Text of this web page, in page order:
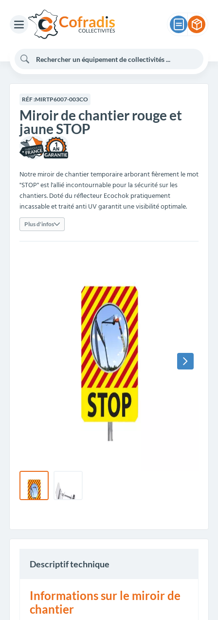
RÉF :MIRTP6007-003CO
Miroir de chantier rouge et
jaune STOP
1
Notre miroir de chantier temporaire arborant fièrement le mot
"STOP" est l'allié incontournable pour la sécurité sur les
chantiers. Doté du réflecteur Ecochok pratiquement
incassable et traité anti UV garantit une visibilité optimale.
Plus d'infos
Descriptif technique
Informations sur le miroir de
chantier